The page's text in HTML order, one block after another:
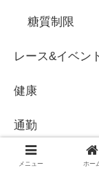
糖質制限
レース&イベン
健康
通勤
メニュー ホー